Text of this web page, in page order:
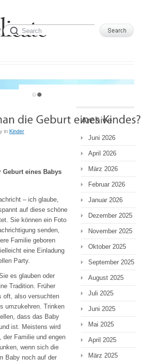
WELCOME TO DELICATE TEMPLATE
in Kinder
Geburt eines Babys
– ich glaube,
auf diese schöne
Sie können ein Foto
senden,
Familie geboren
eine Einladung
Party.
es glauben oder
Tradition. Früher
oft, also versuchten
umzukehren. Trinken
dass das Baby
ist. Meistens wird
der Familie und engen
wenn sich die
Baby noch auf der
Archive
Juni 2026
April 2026
März 2026
Februar 2026
Januar 2026
Dezember 2025
November 2025
Oktober 2025
September 2025
August 2025
Juli 2025
Juni 2025
Mai 2025
April 2025
März 2025